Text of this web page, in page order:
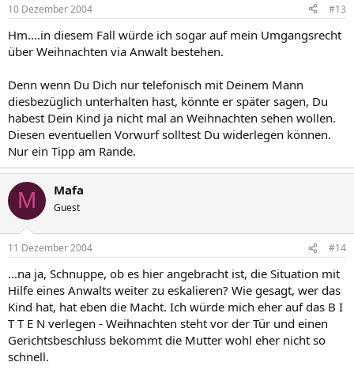
10 Dezember 2004 #13
Hm....in diesem Fall würde ich sogar auf mein Umgangsrecht
über Weihnachten via Anwalt bestehen.
Denn wenn Du Dich nur telefonisch mit Deinem Mann
diesbezüglich unterhalten hast, könnte er später sagen, Du
habest Dein Kind ja nicht mal an Weihnachten sehen wollen.
Diesen eventuellen Vorwurf solltest Du widerlegen können.
Nur ein Tipp am Rande.
M Mafa
Guest
11 Dezember 2004 #14
...na ja, Schnuppe, ob es hier angebracht ist, die Situation mit
Hilfe eines Anwalts weiter zu eskalieren? Wie gesagt, wer das
Kind hat, hat eben die Macht. Ich würde mich eher auf das B I
T T E N verlegen - Weihnachten steht vor der Tür und einen
Gerichtsbeschluss bekommt die Mutter wohl eher nicht so
schnell.